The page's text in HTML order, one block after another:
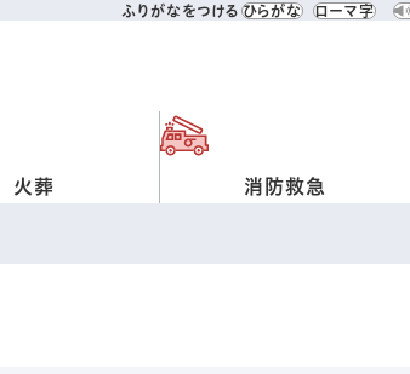
ふりがなをつける ひらがな ローマ字
火葬 消防救急